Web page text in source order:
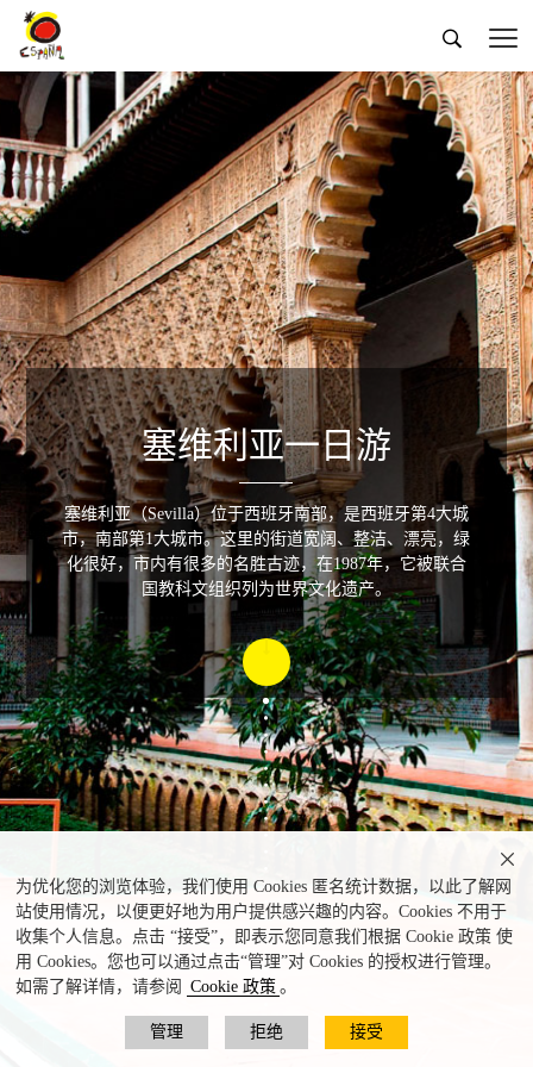
 
为优化您的浏览体验，我们使用 Cookies 匿名统计数据，以此了解网
站使用情况，以便更好地为用户提供感兴趣的内容。Cookies 不用于
收集个人信息。点击 “接受”，即表示您同意我们根据 Cookie 政策 使
用 Cookies。您也可以通过点击“管理”对 Cookies 的授权进行管理。
如需了解详情，请参阅
Cookie 政策 。
管理 拒绝 接受

塞维利亚一日游
塞维利亚（Sevilla）位于西班牙南部，是西班牙第4大城
市，南部第1大城市。这里的街道宽阔、整洁、漂亮，绿
化很好，市内有很多的名胜古迹，在1987年，它被联合
国教科文组织列为世界文化遗产。